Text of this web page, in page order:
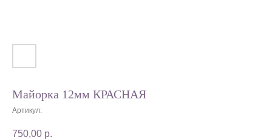
Майорка 12мм КРАСНАЯ
Артикул:
750,00 р.